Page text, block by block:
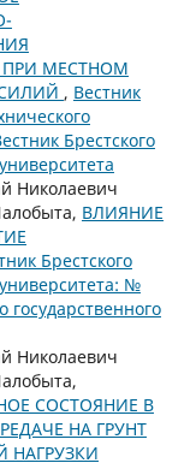
МЕСТНОМ
, Вестник
Брестского
Николаевич
ВЛИЯНИЕ
Брестского
университета: №
государственного
Николаевич
СОСТОЯНИЕ В
НА ГРУНТ
НАГРУЗКИ